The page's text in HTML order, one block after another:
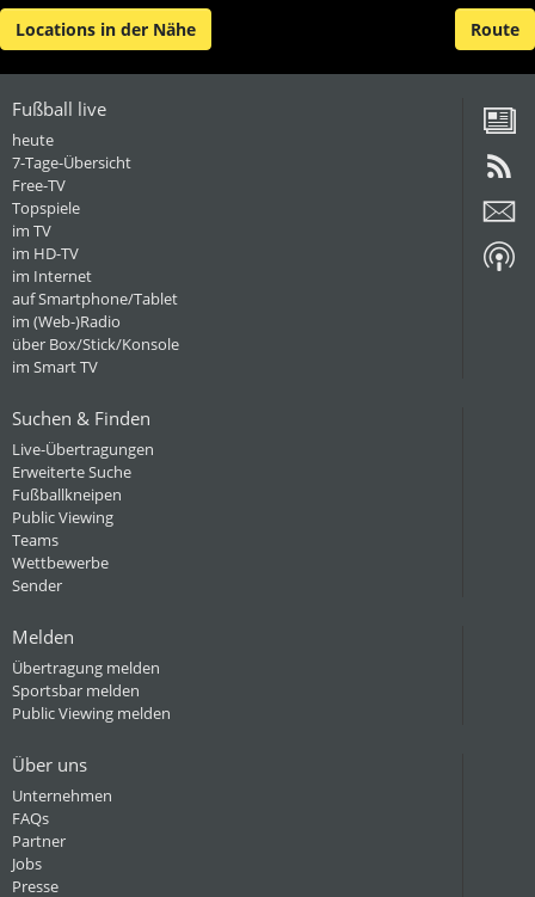
Locations in der Nähe Route
Fußball live
heute
7-Tage-Übersicht
Free-TV
Topspiele
im TV
im HD-TV
im Internet
auf Smartphone/Tablet
im (Web-)Radio
über Box/Stick/Konsole
im Smart TV
Suchen & Finden
Live-Übertragungen
Erweiterte Suche
Fußballkneipen
Public Viewing
Teams
Wettbewerbe
Sender
Melden
Übertragung melden
Sportsbar melden
Public Viewing melden
Über uns
Unternehmen
FAQs
Partner
Jobs
Presse